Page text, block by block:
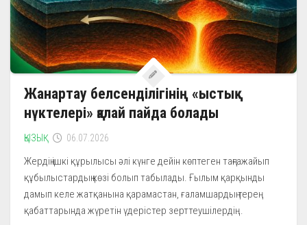
Жанартау белсенділігінің «ыстық
нүктелері» қалай пайда болады
ҚЫЗЫҚ 06.07.2026
Жердің ішкі құрылысы әлі күнге дейін көптеген таңғажайып
құбылыстардың көзі болып табылады. Ғылым қарқынды
дамып келе жатқанына қарамастан, ғаламшардың терең
қабаттарында жүретін үдерістер зерттеушілердің...